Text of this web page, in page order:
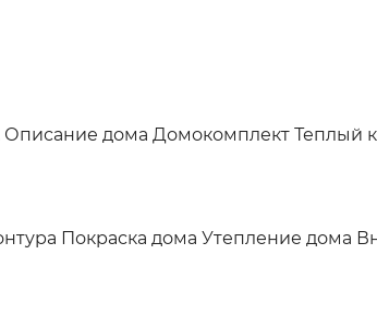
Описание дома Домокомплект Теплый
Покраска дома Утепление дома